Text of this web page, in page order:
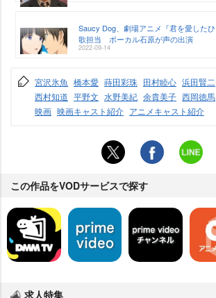
Saucy Dog、劇場アニメ『君を愛した
歌担当 ボーカル石原が声の出演
2022-09-14
宮沢氷魚 橋本愛 蒔田彩珠 田村睦心 浜田賢二
西村知道 平野文 水野美紀 余貴美子 西岡徳馬
映画 映画キャスト紹介 アニメキャスト紹介
この作品をVODサービスで探す
求人特集